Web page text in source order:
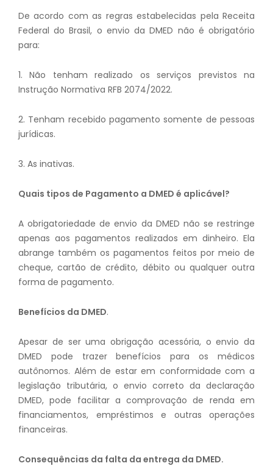
De acordo com as regras estabelecidas pela Receita
Federal do Brasil, o envio da DMED não é obrigatório
para:
1. Não tenham realizado os serviços previstos na
Instrução Normativa RFB 2074/2022.
2. Tenham recebido pagamento somente de pessoas
jurídicas.
3. As inativas.
Quais tipos de Pagamento a DMED é aplicável?
A obrigatoriedade de envio da DMED não se restringe
apenas aos pagamentos realizados em dinheiro. Ela
abrange também os pagamentos feitos por meio de
cheque, cartão de crédito, débito ou qualquer outra
forma de pagamento.
Benefícios da DMED.
Apesar de ser uma obrigação acessória, o envio da
DMED pode trazer benefícios para os médicos
autônomos. Além de estar em conformidade com a
legislação tributária, o envio correto da declaração
DMED, pode facilitar a comprovação de renda em
financiamentos, empréstimos e outras operações
financeiras.
Consequências da falta da entrega da DMED.